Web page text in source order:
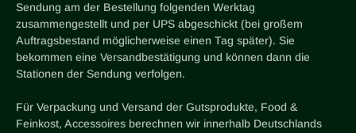
Sendung am der Bestellung folgenden Werktag
zusammengestellt und per UPS abgeschickt (bei großem
Auftragsbestand möglicherweise einen Tag später). Sie
bekommen eine Versandbestätigung und können dann die
Stationen der Sendung verfolgen.
Für Verpackung und Versand der Gutsprodukte, Food &
Feinkost, Accessoires berechnen wir innerhalb Deutschlands